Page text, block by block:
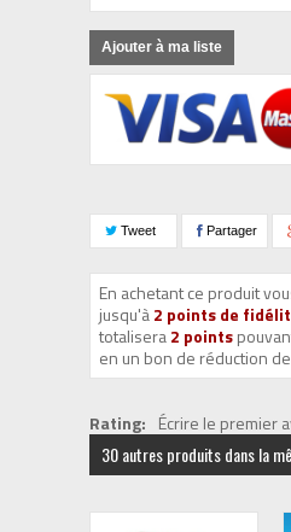
Ajouter à ma liste
Tweet Partager
En achetant ce produit
jusqu'à2 points de
totalisera2 points
en un bon de réduction de
Rating: Écrire le premier
30 autres produits dans la